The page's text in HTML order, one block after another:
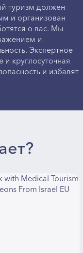
туризм должен
и организован
о вас. Мы
и
Экспертное
круглосуточная
и избавят